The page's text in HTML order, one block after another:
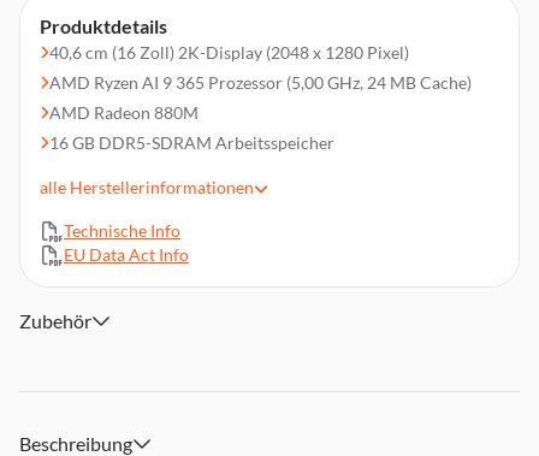
Produktdetails
40,6 cm (16 Zoll) 2K-Display (2048 x 1280 Pixel)
AMD Ryzen AI 9 365 Prozessor (5,00 GHz, 24 MB Cache)
AMD Radeon 880M
16 GB DDR5-SDRAM Arbeitsspeicher
USB-C, Mikrofon, Kopfhörer
Windows 11 Home
Wi-Fi 6E, Bluetooth 5.3
alle Herstellerinformationen
Technische Info
EU Data Act Info
Zubehör
Beschreibung